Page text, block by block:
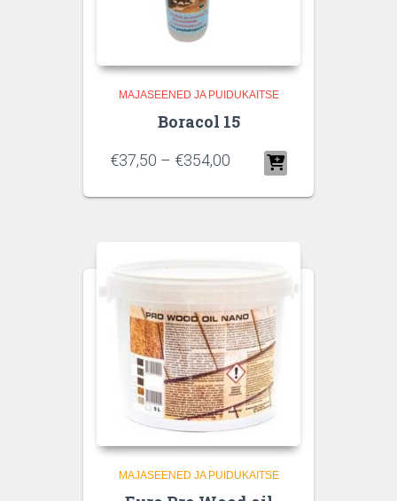
MAJASEENED JA PUIDUKAITSE
Boracol 15
€37,50 – €354,00
MAJASEENED JA PUIDUKAITSE